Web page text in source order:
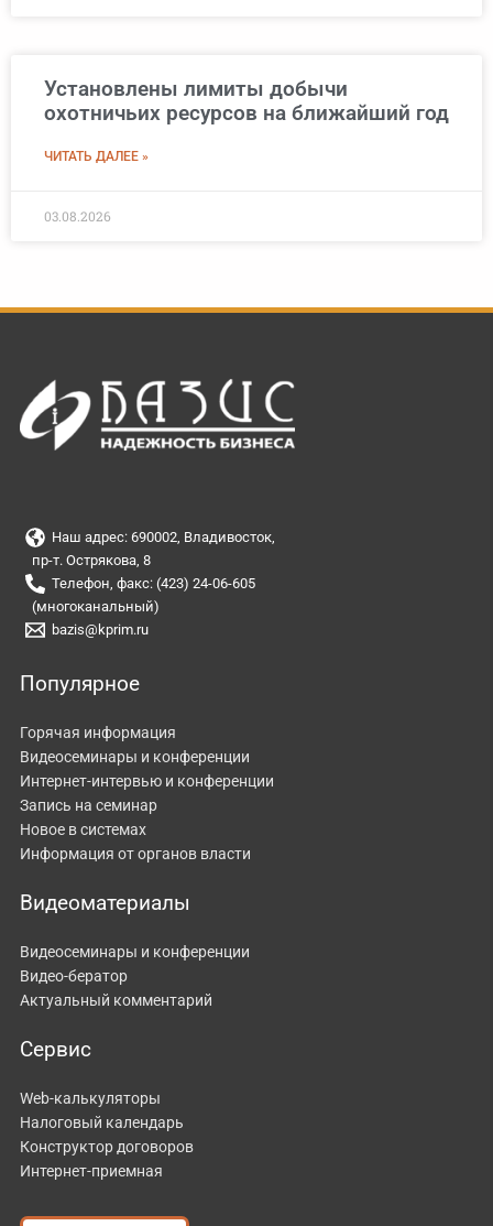
Установлены лимиты добычи
охотничьих ресурсов на ближайший год
ЧИТАТЬ ДАЛЕЕ »
03.08.2026
Наш адрес: 690002, Владивосток,
пр-т. Острякова, 8
Телефон, факс: (423) 24-06-605
(многоканальный)
bazis@kprim.ru
Популярное
Горячая информация
Видеосеминары и конференции
Интернет-интервью и конференции
Запись на семинар
Новое в системах
Информация от органов власти
Видеоматериалы
Видеосеминары и конференции
Видео-бератор
Актуальный комментарий
Сервис
Web-калькуляторы
Налоговый календарь
Конструктор договоров
Интернет-приемная